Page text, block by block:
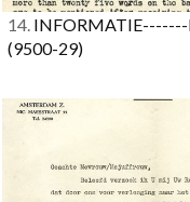
14.INFORMATIE-------
(9500-29)